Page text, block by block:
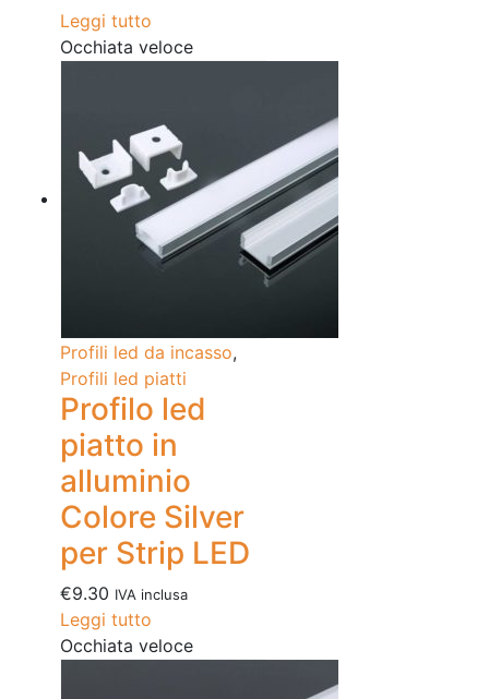
Leggi tutto
Occhiata veloce
Profili led da incasso,
Profili led piatti
Profilo led
piatto in
alluminio
Colore Silver
per Strip LED
€9.30 IVA inclusa
Leggi tutto
Occhiata veloce